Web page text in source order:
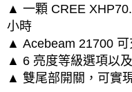
▲ 一顆 CREE
小時
▲ Acebeam 21700
▲ 6 亮度等級選項以
▲ 雙尾部開關，可實